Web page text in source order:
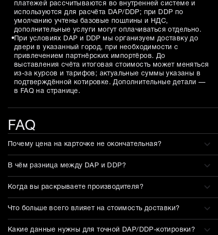
платежей рассчитываются во внутренней системе и
используются для расчёта DAP/DDP; при DDP по
умолчанию учтены базовые пошлины и НДС,
дополнительные услуги могут оплачиваться отдельно.
При условиях DAP и DDP мы организуем доставку до
двери в указанный город, при необходимости с
привлечением партнёрских импортёров. До
выставления счёта итоговая стоимость может меняться
из-за курсов и тарифов; актуальные суммы указаны в
подтверждённой котировке. Дополнительные детали —
в FAQ на странице.
FAQ
Почему цена на карточке не окончательная?
В чём разница между DAP и DDP?
Когда вы раскрываете производителя?
Что больше всего влияет на стоимость доставки?
Какие данные нужны для точной DAP/DDP-котировки?